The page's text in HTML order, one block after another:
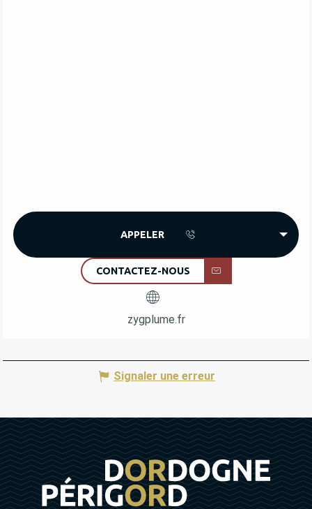
APPELER
CONTACTEZ-NOUS
zygplume.fr
Signaler une erreur